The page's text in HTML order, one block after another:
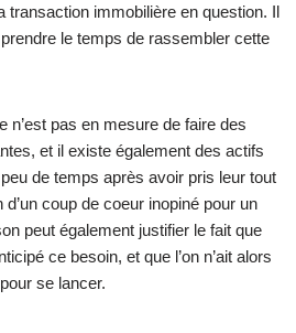
transaction immobilière en question. Il
le temps de rassembler cette
n’est pas en mesure de faire des
et il existe également des actifs
de temps après avoir pris leur tout
d’un coup de coeur inopiné pour un
peut également justifier le fait que
ce besoin, et que l’on n’ait alors
se lancer.